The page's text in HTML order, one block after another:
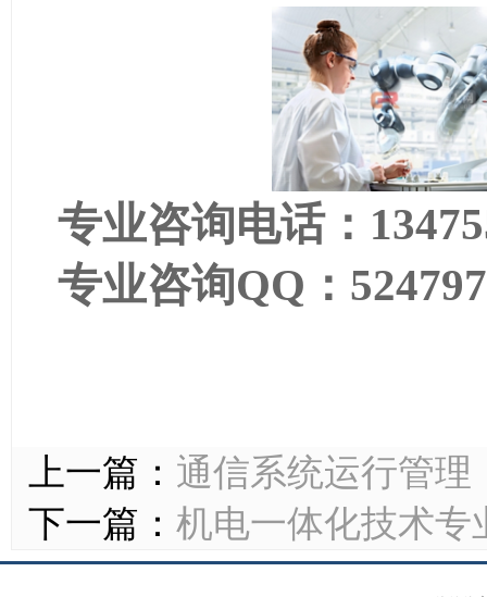
专业咨询电话：
专业咨询QQ ：
上一篇： 通信系统运行管理
下一篇： 机电一体化技术专